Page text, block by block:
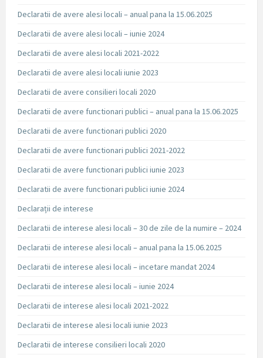
Declaratii de avere alesi locali – anual pana la 15.06.2025
Declaratii de avere alesi locali – iunie 2024
Declaratii de avere alesi locali 2021-2022
Declaratii de avere alesi locali iunie 2023
Declaratii de avere consilieri locali 2020
Declaratii de avere functionari publici – anual pana la 15.06.2025
Declaratii de avere functionari publici 2020
Declaratii de avere functionari publici 2021-2022
Declaratii de avere functionari publici iunie 2023
Declaratii de avere functionari publici iunie 2024
Declarații de interese
Declaratii de interese alesi locali – 30 de zile de la numire – 2024
Declaratii de interese alesi locali – anual pana la 15.06.2025
Declaratii de interese alesi locali – incetare mandat 2024
Declaratii de interese alesi locali – iunie 2024
Declaratii de interese alesi locali 2021-2022
Declaratii de interese alesi locali iunie 2023
Declaratii de interese consilieri locali 2020